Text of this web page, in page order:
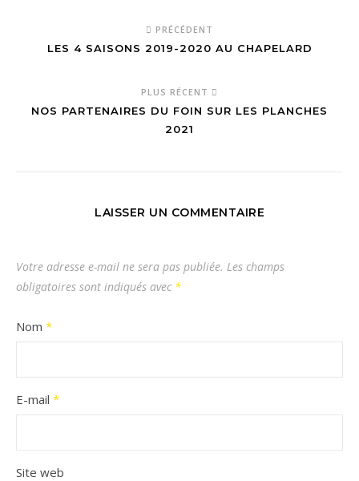
PRÉCÉDENT
LES 4 SAISONS 2019-2020 AU CHAPELARD
PLUS RÉCENT
NOS PARTENAIRES DU FOIN SUR LES PLANCHES
2021
LAISSER UN COMMENTAIRE
Votre adresse e-mail ne sera pas publiée. Les champs
obligatoires sont indiqués avec *
Nom *
E-mail *
Site web